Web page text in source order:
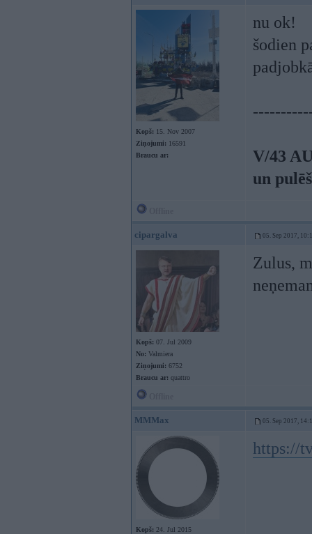
Kopš: 15. Nov 2007
Ziņojumi: 16591
Braucu ar:
nu ok!
šodien
V/43
un
cipargalva 05. Sep 2017,
Kopš: 07. Jul 2009
No: Valmiera
Ziņojumi: 6752
Braucu ar: quattro
Zulus,
MMMax 05. Sep 2017,
Kopš: 24. Jul 2015
https://